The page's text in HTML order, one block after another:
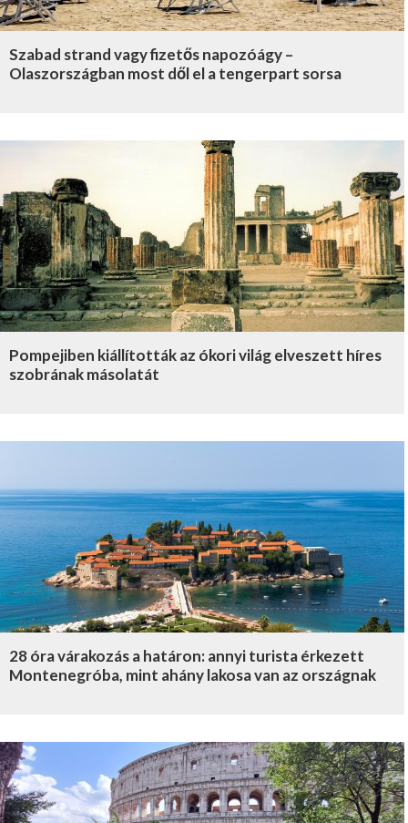
Szabad strand vagy fizetős napozóágy –
Olaszországban most dől el a tengerpart sorsa
Pompejiben kiállították az ókori világ elveszett híres
szobrának másolatát
28 óra várakozás a határon: annyi turista érkezett
Montenegróba, mint ahány lakosa van az országnak